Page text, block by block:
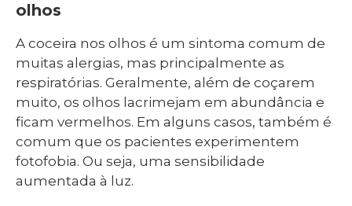
olhos
A coceira nos olhos é um sintoma comum de
muitas alergias, mas principalmente as
respiratórias. Geralmente, além de coçarem
muito, os olhos lacrimejam em abundância e
ficam vermelhos. Em alguns casos, também é
comum que os pacientes experimentem
fotofobia. Ou seja, uma sensibilidade
aumentada à luz.